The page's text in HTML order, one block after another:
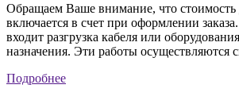
Обращаем Ваше внимание, что стоимость
включается в счет при оформлении
входит разгрузка кабеля или
назначения. Эти работы осуществляются
Подробнее